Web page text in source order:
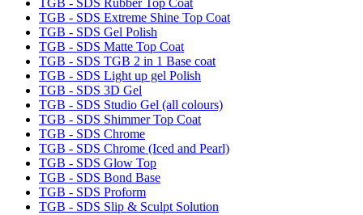
TGB - SDS Extreme Shine Top Coat
TGB - SDS Gel Polish
TGB - SDS Matte Top Coat
TGB - SDS TGB 2 in 1 Base coat
TGB - SDS Light up gel Polish
TGB - SDS 3D Gel
TGB - SDS Studio Gel (all colours)
TGB - SDS Shimmer Top Coat
TGB - SDS Chrome
TGB - SDS Chrome (Iced and Pearl)
TGB - SDS Glow Top
TGB - SDS Bond Base
TGB - SDS Proform
TGB - SDS Slip & Sculpt Solution